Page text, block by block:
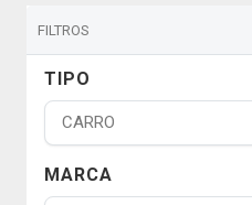
FILTROS
TIPO
MARCA